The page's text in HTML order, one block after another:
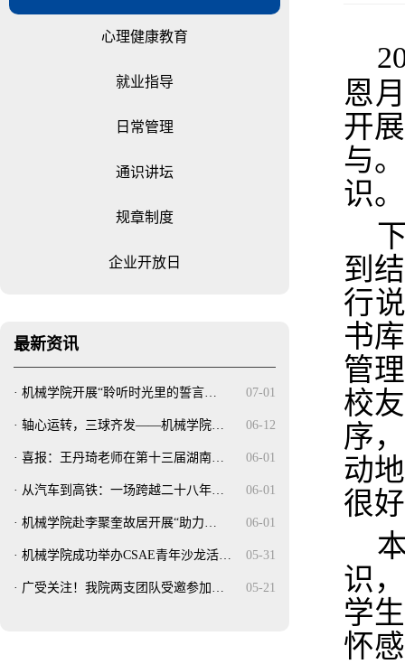
心理健康教育
就业指导
日常管理
通识讲坛
规章制度
企业开放日
最新资讯
07-01
· 机械学院开展“聆听时光里的誓言…
06-12
· 轴心运转，三球齐发——机械学院…
06-01
· 喜报：王丹琦老师在第十三届湖南…
06-01
· 从汽车到高铁：一场跨越二十八年…
06-01
· 机械学院赴李聚奎故居开展“助力…
05-31
· 机械学院成功举办CSAE青年沙龙活…
05-21
· 广受关注！我院两支团队受邀参加…
恩
开
与
识。
到
行
书
管
校
序
动
很
识
学
怀